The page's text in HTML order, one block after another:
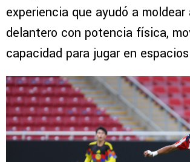
experiencia que ayudó a moldear
delantero con potencia física,
capacidad para jugar en